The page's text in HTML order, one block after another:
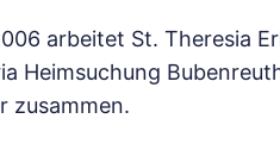
arbeitet St. Theresia
Heimsuchung
zusammen.